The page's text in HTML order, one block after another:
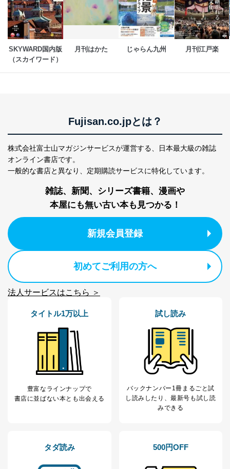
SNS公式アカウン
の個人情報
当社のサービス利用状況の把握お
よびその分析のため
お問い合わせ対応、トラブル対
処、オペレーター教育など応対品
質向上のため
なお、6、7については、パートナー（提携企業）様又は
各SNS運営会社様にご請求いただきますようお願い致し
３．個人情報の第三者提供について
当社は、取得した個人情報を適切に管理し､あらかじめ
本人の同意を得ることなく第三者に提供することはあり
ません。ただし、次の場合は除きます。
法令に基づく場合
場合であって、本人の同意を得ることが困難であると
公衆衛生の向上または児童の健全な育成の推進のため
に特に必要がある場合であって、本人の同意を得るこ
とが困難である場合。
た者が法令の定める事務を遂行することに対して協力
する必要がある場合であって、本人の同意を得ること
により当該事務の遂行に支障を及ぼすおそれがあると
き。
上記２．の利用目的を実施するために守秘義務を結ん
だ企業に、業務の一部として個人情報の取扱いを委
託・提供する場合、その業務に必要な範囲で委託・提
供先企業に個人情報を開示することがあります。
委託・提供先企業は具体的には以下のような企業です
が、これらに限りません。
委託先：カスタマーサポート支援会社 、クレジッ
トカード決済などの決済代行・料金回収会社、広
いて
SKYWARD国内版
（スカイワード）
月刊はかた じゃらん九州 月刊江戸楽
Fujisan.co.jpとは？
株式会社富士山マガジンサービスが運営する、
日本最大級の雑誌
オンライン書店です。
一般的な書店と異なり、 定期購読サービスに特化しています。
雑誌、新聞、シリーズ書籍、漫画や
本屋にも無い古い本も見つかる！
新規会員登録
初めてご利用の方へ
法人サービスはこちら ＞
タイトル1万以上
豊富なラインナップで
書店に並ばない本とも出会える
試し読み
バックナンバー1冊まるごと試
し読み したり、最新号も試し読
みできる
タダ読み 500円OFF